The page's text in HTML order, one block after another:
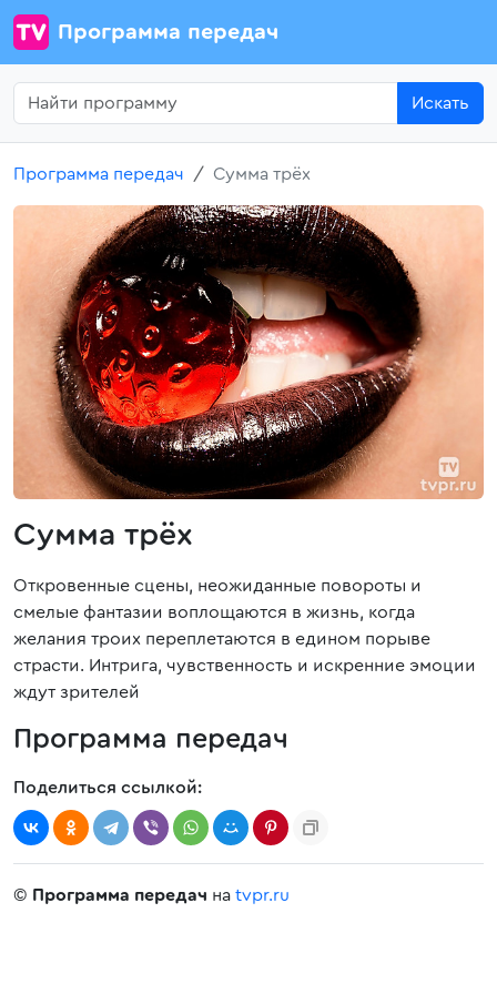
Программа передач
Искать
Программа передач Сумма трёх
Сумма трёх
Откровенные сцены, неожиданные повороты и
смелые фантазии воплощаются в жизнь, когда
желания троих переплетаются в едином порыве
страсти. Интрига, чувственность и искренние эмоции
ждут зрителей
Программа передач
Поделиться ссылкой:
© Программа передач на tvpr.ru